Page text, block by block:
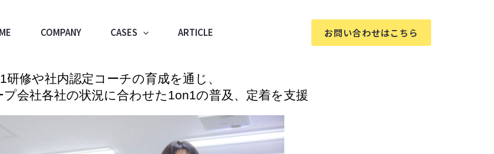
COMPANY CASES ARTICLE お問い合わせはこちら
研修や社内認定コーチの育成を通じ、
会社各社の状況に合わせた1on1の普及、定着を支援